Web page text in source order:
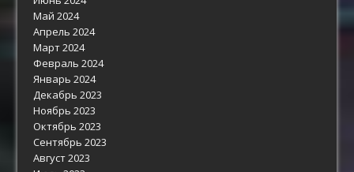
Май 2024
Апрель 2024
Март 2024
Февраль 2024
Январь 2024
Декабрь 2023
Ноябрь 2023
Октябрь 2023
Сентябрь 2023
Август 2023